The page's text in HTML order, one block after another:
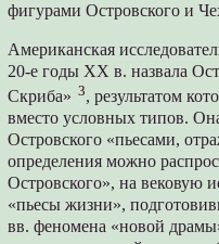
фигурами Островского и
Американская
20-е годы ХХ в. назвала
Скриба» 3, результатом
вместо условных типов.
Островского «пьесами,
определения можно
Островского», на вековую
«пьесы жизни»,
вв. феномена «новой